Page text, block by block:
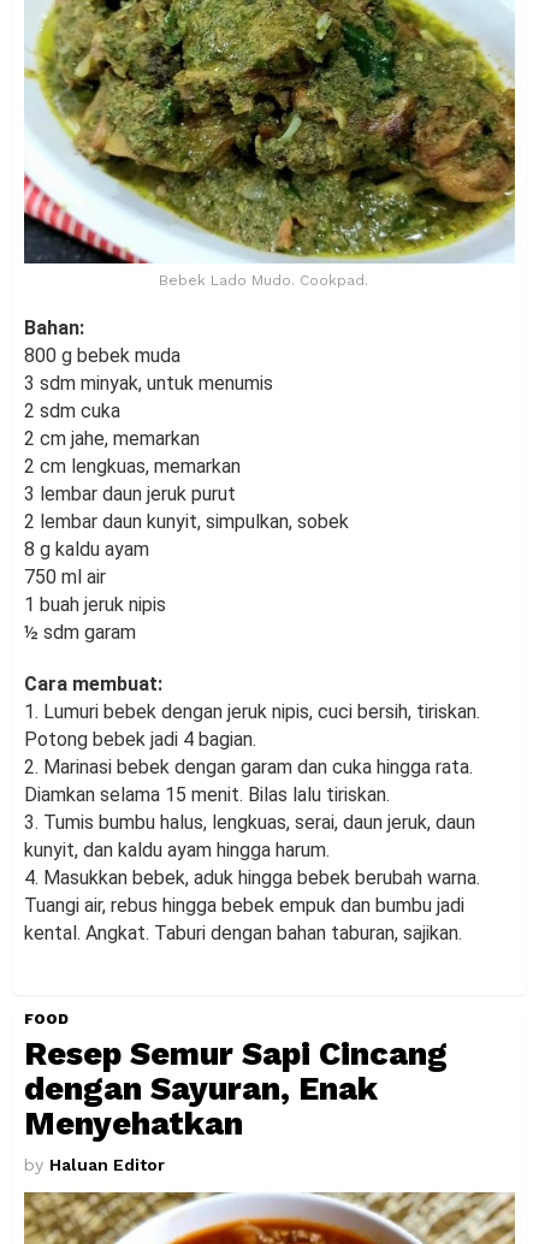
Bebek Lado Mudo. Cookpad.
Bahan:
800 g bebek muda
3 sdm minyak, untuk menumis
2 sdm cuka
2 cm jahe, memarkan
2 cm lengkuas, memarkan
3 lembar daun jeruk purut
2 lembar daun kunyit, simpulkan, sobek
8 g kaldu ayam
750 ml air
1 buah jeruk nipis
½ sdm garam
Cara membuat:
1. Lumuri bebek dengan jeruk nipis, cuci bersih, tiriskan.
Potong bebek jadi 4 bagian.
2. Marinasi bebek dengan garam dan cuka hingga rata.
Diamkan selama 15 menit. Bilas lalu tiriskan.
3. Tumis bumbu halus, lengkuas, serai, daun jeruk, daun
kunyit, dan kaldu ayam hingga harum.
4. Masukkan bebek, aduk hingga bebek berubah warna.
Tuangi air, rebus hingga bebek empuk dan bumbu jadi
kental. Angkat. Taburi dengan bahan taburan, sajikan.
FOOD
Resep Semur Sapi Cincang
dengan Sayuran, Enak
Menyehatkan
by Haluan Editor